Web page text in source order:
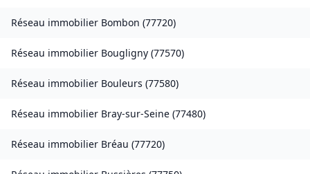
Réseau immobilier Bombon (77720)
Réseau immobilier Bougligny (77570)
Réseau immobilier Bouleurs (77580)
Réseau immobilier Bray-sur-Seine (77480)
Réseau immobilier Bréau (77720)